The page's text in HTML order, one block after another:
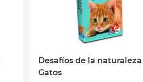
Desafíos de la naturaleza
Gatos